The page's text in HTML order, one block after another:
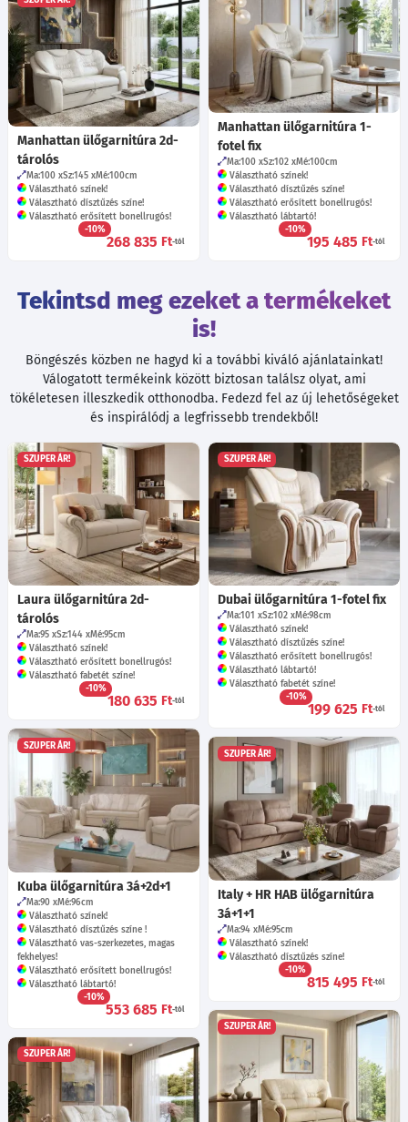
Manhattan ülőgarnitúra 1-
fotel fix
Ma:100 Sz:102 Mé:100cm
Választható színek!
Választható dísztűzés színe!
Választható erősített bonellrugós!
Választható lábtartó!
-10%
195 485 Ft-tól
Manhattan ülőgarnitúra 2d-
tárolós
Ma:100 Sz:145 Mé:100cm
Választható színek!
Választható dísztűzés színe!
Választható erősített bonellrugós!
-10%
268 835 Ft-tól
Tekintsd meg ezeket a termékeket
is!
Böngészés közben ne hagyd ki a további kiváló ajánlatainkat!
Válogatott termékeink között biztosan találsz olyat, ami
tökéletesen illeszkedik otthonodba. Fedezd fel az új lehetőségeket
és inspirálódj a legfrissebb trendekből!
SZUPER ÁR!
Laura ülőgarnitúra 2d-
tárolós
Ma:95 Sz:144 Mé:95cm
Választható színek!
Választható erősített bonellrugós!
Választható fabetét színe!
-10%
180 635 Ft-tól
SZUPER ÁR!
Dubai ülőgarnitúra 1-fotel fix
Ma:101 Sz:102 Mé:98cm
Választható színek!
Választható dísztűzés színe!
Választható erősített bonellrugós!
Választható lábtartó!
Választható fabetét színe!
-10%
199 625 Ft-tól
SZUPER ÁR!
Kuba ülőgarnitúra 3á+2d+1
Ma:90 Mé:96cm
Választható színek!
Választható dísztűzés színe !
Választható vas-szerkezetes, magas
fekhelyes!
Választható erősített bonellrugós!
Választható lábtartó!
-10%
553 685 Ft-tól
SZUPER ÁR!
Italy + HR HAB ülőgarnitúra
3á+1+1
Ma:94 Mé:95cm
Választható színek!
Választható dísztűzés színe!
-10%
815 495 Ft-tól
SZUPER ÁR!
SZUPER ÁR!